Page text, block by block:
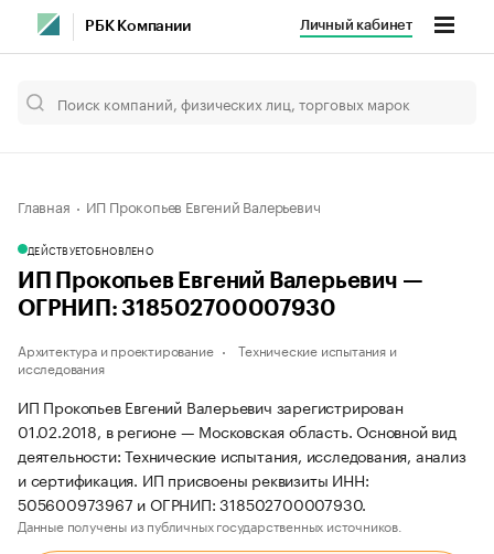
РБК Компании Личный кабинет
Главная ИП Прокопьев Евгений Валерьевич
ДЕЙСТВУЕТОБНОВЛЕНО
ИП Прокопьев Евгений Валерьевич —
ОГРНИП: 318502700007930
Архитектура и проектирование
Технические испытания и
исследования
ИП Прокопьев Евгений Валерьевич зарегистрирован
01.02.2018, в регионе — Московская область. Основной вид
деятельности: Технические испытания, исследования, анализ
и сертификация. ИП присвоены реквизиты ИНН:
505600973967 и ОГРНИП: 318502700007930.
Данные получены из публичных государственных источников.